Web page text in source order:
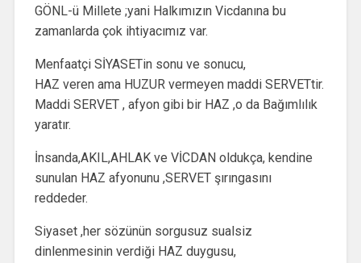
GÖNL-ü Millete ;yani Halkımızın Vicdanına bu
zamanlarda çok ihtiyacımız var.
Menfaatçi SİYASETin sonu ve sonucu,
HAZ veren ama HUZUR vermeyen maddi SERVETtir.
Maddi SERVET , afyon gibi bir HAZ ,o da Bağımlılık
yaratır.
İnsanda,AKIL,AHLAK ve VİCDAN oldukça, kendine
sunulan HAZ afyonunu ,SERVET şırıngasını
reddeder.
Siyaset ,her sözünün sorgusuz sualsiz
dinlenmesinin verdiği HAZ duygusu,